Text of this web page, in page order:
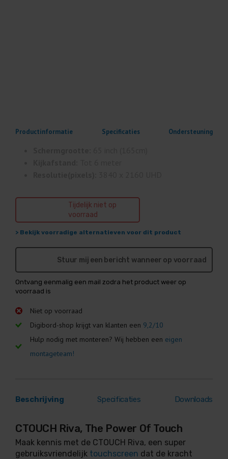
Productinformatie Specificaties Ondersteuning
Tijdelijk niet op
voorraad
> Bekijk voorradige alternatieven voor dit product
Stuur mij een bericht wanneer op voorraad
Ontvang eenmalig een mail zodra het product weer op
voorraad is
Niet op voorraad
Digibord-shop krijgt van klanten een 9,2/10
Hulp nodig met monteren? Wij hebben een eigen
montageteam!
Beschrijving Specificaties Downloads
CTOUCH Riva, The Power Of Touch
Maak kennis met de CTOUCH Riva, een super
gebruiksvriendelijk touchscreen dat de kracht